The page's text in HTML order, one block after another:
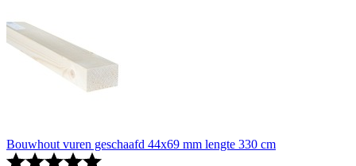
Bouwhout vuren geschaafd 44x69 mm lengte 330 cm